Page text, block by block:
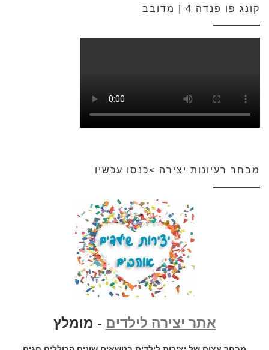
קונג פו פנדה 4 | מדובב
מבחר רעיונות יצירה >כנסו עכשיו
אתר יצירה לילדים - מומלץ